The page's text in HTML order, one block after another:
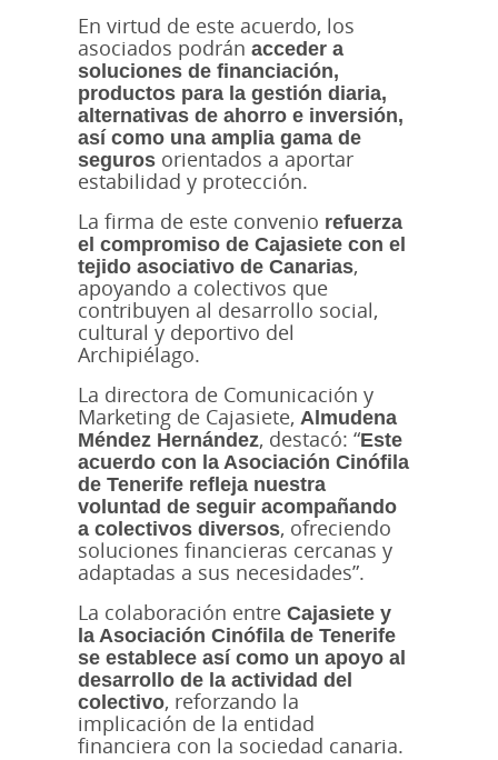
En virtud de este acuerdo, los
asociados podrán acceder a
soluciones de financiación,
productos para la gestión diaria,
alternativas de ahorro e inversión,
así como una amplia gama de
seguros orientados a aportar
estabilidad y protección.
La firma de este convenio refuerza
el compromiso de Cajasiete con el
tejido asociativo de Canarias,
apoyando a colectivos que
contribuyen al desarrollo social,
cultural y deportivo del
Archipiélago.
La directora de Comunicación y
Marketing de Cajasiete, Almudena
Méndez Hernández, destacó: “Este
acuerdo con la Asociación Cinófila
de Tenerife refleja nuestra
voluntad de seguir acompañando
a colectivos diversos, ofreciendo
soluciones financieras cercanas y
adaptadas a sus necesidades”.
La colaboración entre Cajasiete y
la Asociación Cinófila de Tenerife
se establece así como un apoyo al
desarrollo de la actividad del
colectivo, reforzando la
implicación de la entidad
financiera con la sociedad canaria.